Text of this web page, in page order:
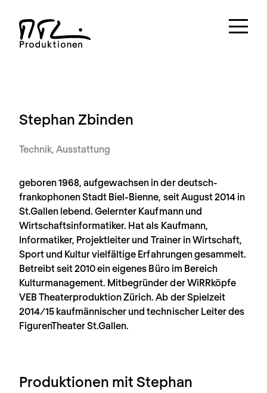
Stephan Zbinden
Technik Ausstattung
geboren 1968, aufgewachsen in der deutsch-
frankophonen Stadt Biel-Bienne, seit August 2014 in
St.Gallen lebend. Gelernter Kaufmann und
Wirtschaftsinformatiker. Hat als Kaufmann,
Informatiker, Projektleiter und Trainer in Wirtschaft,
Sport und Kultur vielfältige Erfahrungen gesammelt.
Betreibt seit 2010 ein eigenes Büro im Bereich
Kulturmanagement. Mitbegründer der WiRRköpfe
VEB Theaterproduktion Zürich. Ab der Spielzeit
2014/15 kaufmännischer und technischer Leiter des
FigurenTheater St.Gallen.
Produktionen mit Stephan